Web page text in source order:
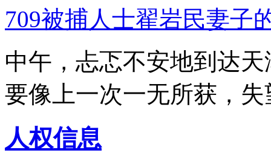
709被捕人士翟岩民妻子
中午，忐忑不安地到达
要像上一次一无所获，
人权信息